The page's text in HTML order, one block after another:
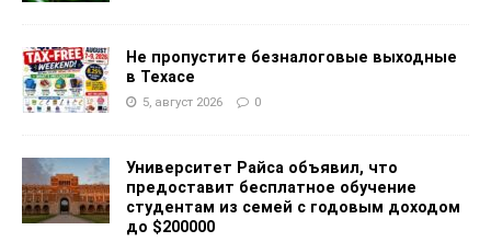
Не пропустите безналоговые выходные
в Техасе
5, август 2026 0
Университет Райса объявил, что
предоставит бесплатное обучение
студентам из семей с годовым доходом
до $200000